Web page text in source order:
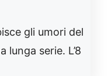
gli umori del
lunga serie. L’8